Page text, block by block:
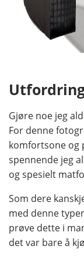
Gjøre noe jeg
For denne
komfortsone og
spennende jeg
og spesielt
Som dere
med denne
prøve dette i
det var bare å